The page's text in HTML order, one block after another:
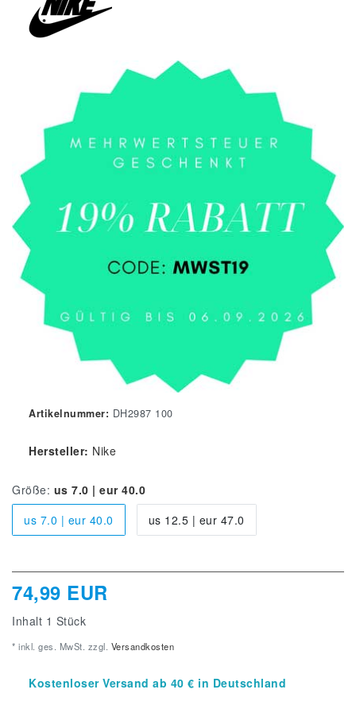
Artikelnummer: DH2987 100
Hersteller: Nike
Größe: us 7.0 | eur 40.0
us 7.0 | eur 40.0
us 12.5 | eur 47.0
74,99 EUR
Inhalt 1 Stück
* inkl. ges. MwSt. zzgl. Versandkosten
Kostenloser Versand ab 40 € in Deutschland